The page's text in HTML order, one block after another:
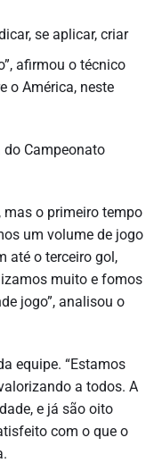
se aplicar, criar
afirmou o técnico
o América, neste
Campeonato
mas o primeiro tempo
um volume de jogo
até o terceiro gol,
muito e fomos
jogo”, analisou o
equipe. “Estamos
a todos. A
e já são oito
com o que o